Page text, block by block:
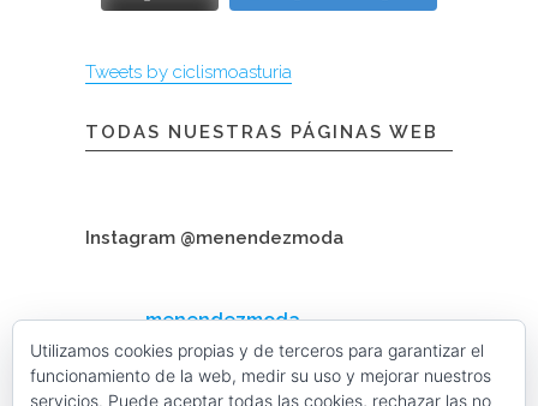
Tweets by ciclismoasturia
TODAS NUESTRAS PÁGINAS WEB
Instagram @menendezmoda
menendezmoda
Menéndez Moda hombre
Utilizamos cookies propias y de terceros para garantizar el
funcionamiento de la web, medir su uso y mejorar nuestros
servicios. Puede aceptar todas las cookies, rechazar las no